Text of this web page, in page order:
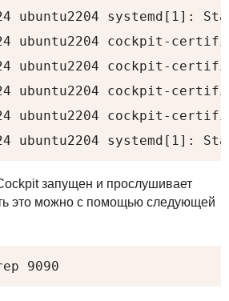
ubuntu2204 systemd[1]:
ubuntu2204 cockpit-
ubuntu2204 cockpit-
ubuntu2204
ubuntu2204 cockpit-
ubuntu2204 systemd[1]:
запущен и прослушивает
это можно с помощью следующей
9090